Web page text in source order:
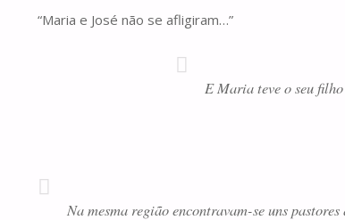
“Maria e José não se afligiram…”
E Maria teve o seu
Na mesma região encontravam-se uns